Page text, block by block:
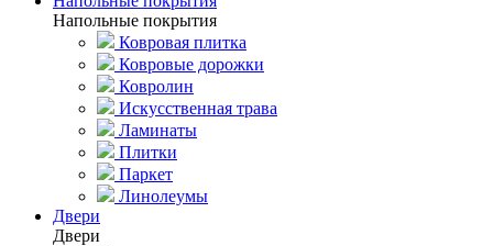
Напольные покрытия
Ковровая плитка
Ковровые дорожки
Ковролин
Искусственная трава
Ламинаты
Плитки
Паркет
Линолеумы
Двери
Двери